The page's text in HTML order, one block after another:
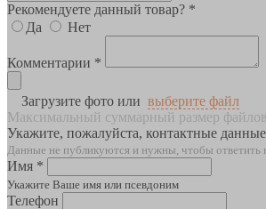
Рекомендуете данный товар? *
Да
Нет
Комментарии *
Загрузите фото или выберите файл
Максимальный суммарный размер
Укажите, пожалуйста, контактные данные
Данные не публикуются и нужны, чтобы ответить
Имя *
Укажите Ваше имя или псевдоним
Телефон